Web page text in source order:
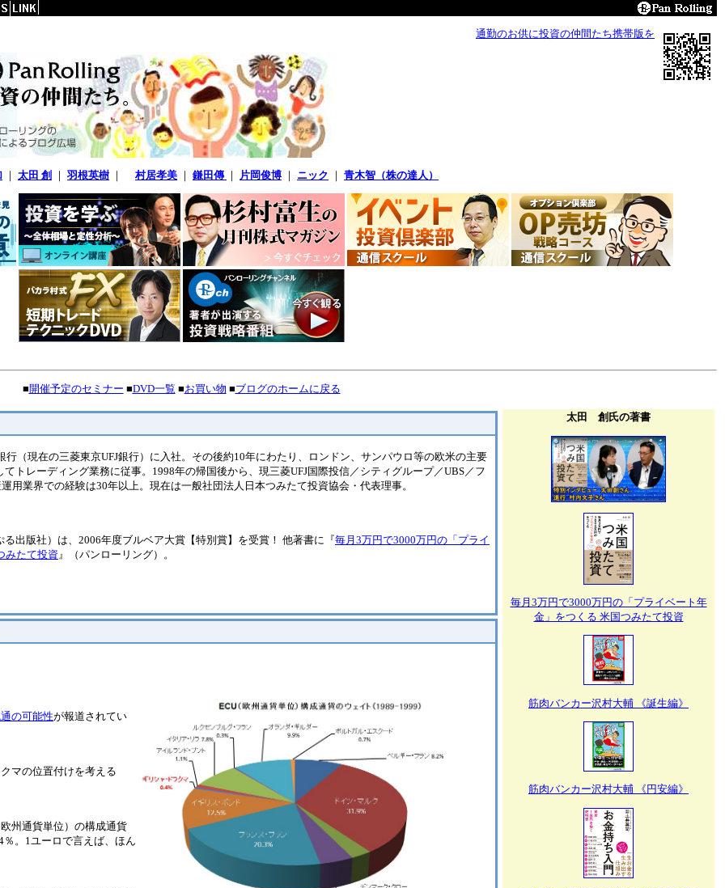
通勤のお供に投資の仲間たち携帯版を
｜ 太田 創 ｜ 羽根英樹 ｜ 村居孝美 ｜ 鎌田傳 ｜ 片岡俊博 ｜ ニック ｜ 青木智（株の達人）
■開催予定のセミナー ■DVD一覧 ■お買い物 ■ブログのホームに戻る
行（現在の三菱東京UFJ銀行）に入社。その後約10年にわたり、ロンドン、サンパウロ等の欧米の主要
トレーディング業務に従事。1998年の帰国後から、現三菱UFJ国際投信／シティグループ／UBS／フ
用業界での経験は30年以上。現在は一般社団法人日本つみたて投資協会・代表理事。
る出版社）は、2006年度ブルベア大賞【特別賞】を受賞！ 他著書に『毎月3万円で3000万円の「プライ
みたて投資』（パンローリング）。
の可能性が報道されてい
マの位置付けを考える
州通貨単位）の構成通貨
。1ユーロで言えば、ほん
太田 創氏の著書
毎月3万円で3000万円の「プライベート年
金」をつくる 米国つみたて投資
筋肉バンカー沢村大輔 《誕生編》
筋肉バンカー沢村大輔 《円安編》